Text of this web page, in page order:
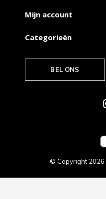
Mijn account
Categorieën
BEL ONS
© Copyright 2026